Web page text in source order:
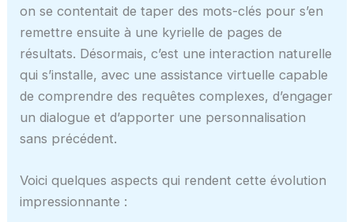
on se contentait de taper des mots-clés pour s’en
remettre ensuite à une kyrielle de pages de
résultats. Désormais, c’est une interaction naturelle
qui s’installe, avec une assistance virtuelle capable
de comprendre des requêtes complexes, d’engager
un dialogue et d’apporter une personnalisation
sans précédent.
Voici quelques aspects qui rendent cette évolution
impressionnante :